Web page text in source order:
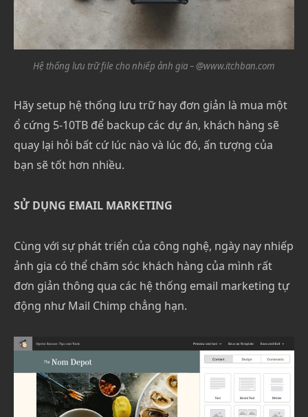
Hệ thống lưu trữ file cho nhiếp ảnh gia – @www.itchban.com
Hãy setup hệ thống lưu trữ hay đơn giản là mua một
ổ cứng 5-10TB để backup các dự án, khách hàng sẽ
quay lại hỏi bất cứ lúc nào và lúc đó, ấn tượng của
bạn sẽ tốt hơn nhiều.
SỬ DỤNG EMAIL MARKETING
Cùng với sự phát triển của công nghệ, ngày nay nhiếp
ảnh gia có thể chăm sóc khách hàng của mình rất
đơn giản thông qua các hệ thống email marketing tự
động như Mail Chimp chẳng hạn.